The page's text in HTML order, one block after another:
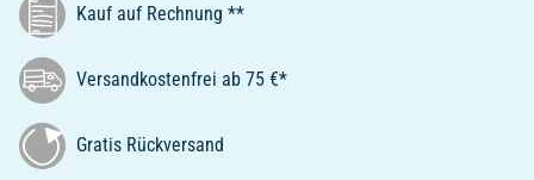
Kauf auf Rechnung **
Versandkostenfrei ab 75 €*
Gratis Rückversand